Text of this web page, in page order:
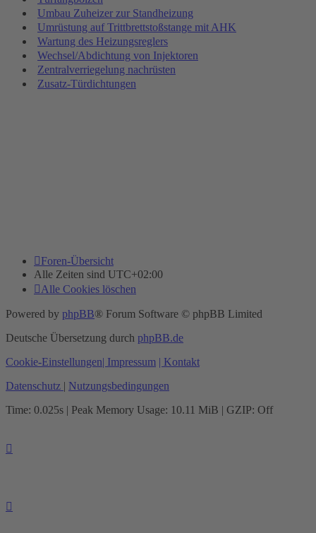
Umbau Zuheizer zur Standheizung
Umrüstung auf Trittbrettstoßstange mit AHK
Wartung des Heizungsreglers
Wechsel/Abdichtung von Injektoren
Zentralverriegelung nachrüsten
Zusatz-Türdichtungen
Foren-Übersicht
Alle Zeiten sind UTC+02:00
Alle Cookies löschen
Powered by phpBB® Forum Software © phpBB Limited
Deutsche Übersetzung durch phpBB.de
Cookie-Einstellungen| Impressum | Kontakt
Datenschutz | Nutzungsbedingungen
Time: 0.025s | Peak Memory Usage: 10.11 MiB | GZIP: Off